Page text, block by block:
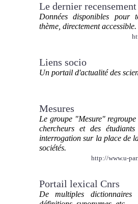
Le dernier
Données disponibles pour
thème, directement
Liens socio
Un portail d'actualité des
Mesures
Le groupe "Mesure"
chercheurs et des
interrogation sur la place de
sociétés.
http://www.u-
Portail lexical Cnrs
De multiples